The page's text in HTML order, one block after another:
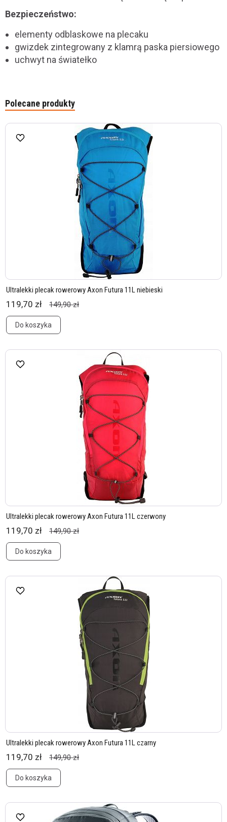
Bezpieczeństwo:
elementy odblaskowe na plecaku
gwizdek zintegrowany z klamrą paska piersiowego
uchwyt na światełko
Polecane produkty
Ultralekki plecak rowerowy Axon Futura 11L niebieski
119,70 zł 149,90 zł
Do koszyka
Ultralekki plecak rowerowy Axon Futura 11L czerwony
119,70 zł 149,90 zł
Do koszyka
Ultralekki plecak rowerowy Axon Futura 11L czarny
119,70 zł 149,90 zł
Do koszyka